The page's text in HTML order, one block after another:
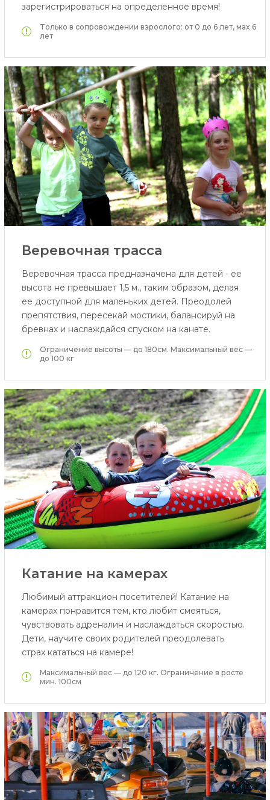
зарегистрироваться на определенное время!
Tолько в сопровождении взрослого: от 0 до 6 лет, маx 6
лет
Веревочная трасса
Веревочная трасса предназначена для детей - ее
высота не превышает 1,5 м., таким образом, делая
ее доступной для маленьких детей. Преодолей
препятствия, пересекай мостики, балансируй на
бревнах и наслаждайся спуском на канате.
Oграничение высоты — до 180см. Максимальный вес —
до 100 кг
Катание на камерах
Любимый аттракцион посетителей! Катание на
камерах понравится тем, кто любит смеяться,
чувствовать адреналин и наслаждаться скоростью.
Дети, научите своих родителей преодолевать
страх кататься на камере!
Максимальный вес — до 120 кг. Ограничение в росте
мин. 100см